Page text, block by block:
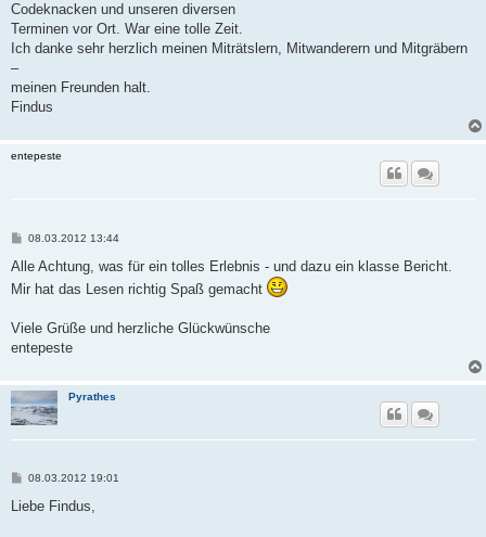
Codeknacken und unseren diversen
Terminen vor Ort. War eine tolle Zeit.
Ich danke sehr herzlich meinen Miträtslern, Mitwanderern und Mitgräbern
–
meinen Freunden halt.
Findus
entepeste
B
i
r
08.03.2012 13:44
Alle Achtung, was für ein tolles Erlebnis - und dazu ein klasse Bericht.
Mir hat das Lesen richtig Spaß gemacht
Viele Grüße und herzliche Glückwünsche
entepeste
Pyrathes
B
i
08.03.2012 19:01
Liebe Findus,